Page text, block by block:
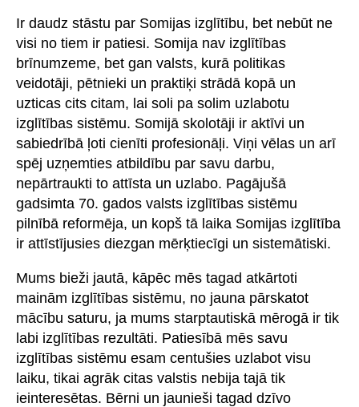
Ir daudz stāstu par Somijas izglītību, bet nebūt ne
visi no tiem ir patiesi. Somija nav izglītības
brīnumzeme, bet gan valsts, kurā politikas
veidotāji, pētnieki un praktiķi strādā kopā un
uzticas cits citam, lai soli pa solim uzlabotu
izglītības sistēmu. Somijā skolotāji ir aktīvi un
sabiedrībā ļoti cienīti profesionāļi. Viņi vēlas un arī
spēj uzņemties atbildību par savu darbu,
nepārtraukti to attīsta un uzlabo. Pagājušā
gadsimta 70. gados valsts izglītības sistēmu
pilnībā reformēja, un kopš tā laika Somijas izglītība
ir attīstījusies diezgan mērķtiecīgi un sistemātiski.
Mums bieži jautā, kāpēc mēs tagad atkārtoti
mainām izglītības sistēmu, no jauna pārskatot
mācību saturu, ja mums starptautiskā mērogā ir tik
labi izglītības rezultāti. Patiesībā mēs savu
izglītības sistēmu esam centušies uzlabot visu
laiku, tikai agrāk citas valstis nebija tajā tik
ieinteresētas. Bērni un jaunieši tagad dzīvo